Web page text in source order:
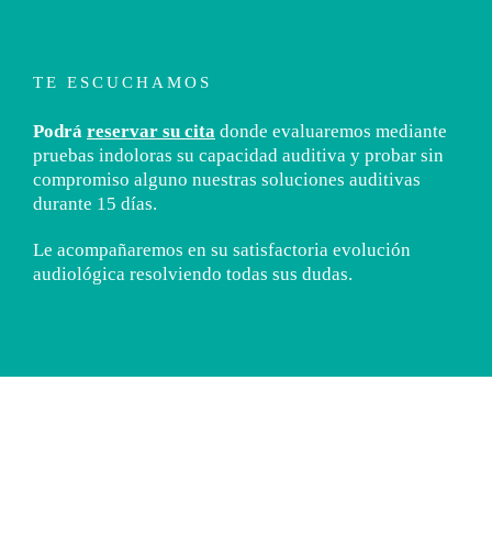
TE ESCUCHAMOS
Podrá reservar su cita donde evaluaremos mediante
pruebas indoloras su capacidad auditiva y probar sin
compromiso alguno nuestras soluciones auditivas
durante 15 días.
Le acompañaremos en su satisfactoria evolución
audiológica resolviendo todas sus dudas.